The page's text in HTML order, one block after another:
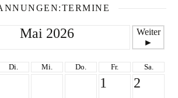
Mai 2026
Weiter
►
Di. Mi. Do. Fr. Sa.
1 2